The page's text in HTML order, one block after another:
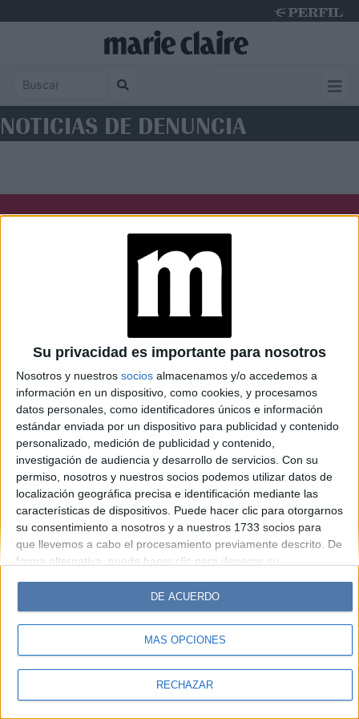
Su privacidad es importante para nosotros
Nosotros y nuestros socios almacenamos y/o accedemos a
información en un dispositivo, como cookies, y procesamos
datos personales, como identificadores únicos e información
estándar enviada por un dispositivo para publicidad y contenido
personalizado, medición de publicidad y contenido,
investigación de audiencia y desarrollo de servicios. Con su
permiso, nosotros y nuestros socios podemos utilizar datos de
localización geográfica precisa e identificación mediante las
características de dispositivos. Puede hacer clic para otorgarnos
su consentimiento a nosotros y a nuestros 1733 socios para
que llevemos a cabo el procesamiento previamente descrito. De
forma alternativa, puede hacer clic para denegar su
cambiar sus preferencias antes de otorgar su consentimiento.
Tenga en cuenta que algún procesamiento de sus datos
personales puede no requerir de su consentimiento, pero usted
tiene el derecho de rechazar tal procesamiento. Sus
sus preferencias o retirar su consentimiento en cualquier
MÁS OPCIONES
RECHAZAR
DE ACUERDO
NOTICIAS DE DENUNCIA
Caras Noticias
Weekend Parabrisas
Look
Luz Mía Lunateen Break BATimes
© Perfil.com 2006-2019 - Todos los derechos reservados
Registro de Propiedad Intelectual: Nro. 5346433